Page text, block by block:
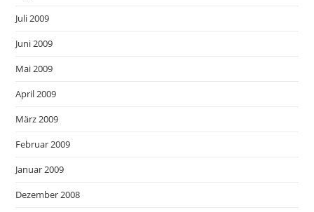
Juli 2009
Juni 2009
Mai 2009
April 2009
März 2009
Februar 2009
Januar 2009
Dezember 2008